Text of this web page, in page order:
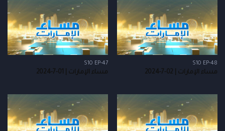
S10 EP-48
مساء الإمارات | 02-7-2024
S10 EP-47
مساء الإمارات | 01-7-2024